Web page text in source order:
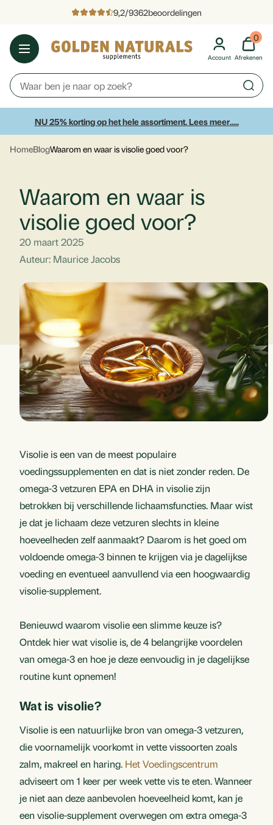
9,2/9362beoordelingen
Account
0
Afrekenen
NU 25% korting op het hele assortiment. Lees meer.....
HomeBlogWaarom en waar is visolie goed voor?
Waarom en waar is
visolie goed voor?
20 maart 2025
Auteur: Maurice Jacobs
Visolie is een van de meest populaire
voedingssupplementen en dat is niet zonder reden. De
omega-3 vetzuren EPA en DHA in visolie zijn
betrokken bij verschillende lichaamsfuncties. Maar wist
je dat je lichaam deze vetzuren slechts in kleine
hoeveelheden zelf aanmaakt? Daarom is het goed om
voldoende omega-3 binnen te krijgen via je dagelijkse
voeding en eventueel aanvullend via een hoogwaardig
visolie-supplement.
Benieuwd waarom visolie een slimme keuze is?
Ontdek hier wat visolie is, de 4 belangrijke voordelen
van omega-3 en hoe je deze eenvoudig in je dagelijkse
routine kunt opnemen!
Wat is visolie?
Visolie is een natuurlijke bron van omega-3 vetzuren,
die voornamelijk voorkomt in vette vissoorten zoals
zalm, makreel en haring. Het Voedingscentrum
adviseert om 1 keer per week vette vis te eten. Wanneer
je niet aan deze aanbevolen hoeveelheid komt, kan je
een visolie-supplement overwegen om extra omega-3